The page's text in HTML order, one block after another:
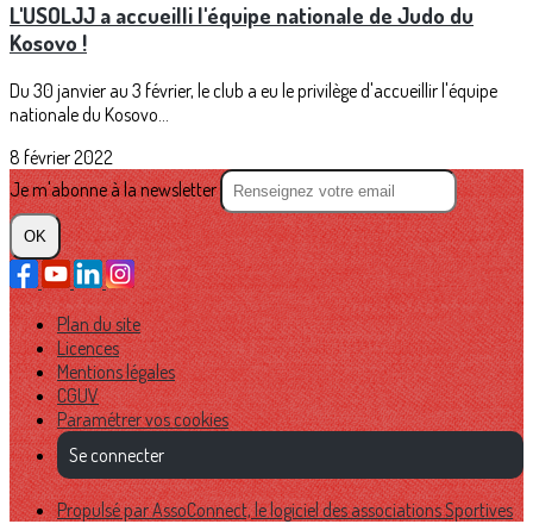
L'USOLJJ a accueilli l'équipe nationale de Judo du
Kosovo !
Du 30 janvier au 3 février, le club a eu le privilège d'accueillir l'équipe
nationale du Kosovo...
8 février 2022
Je m'abonne à la newsletter
OK
Plan du site
Licences
Mentions légales
CGUV
Paramétrer vos cookies
Se connecter
Propulsé par AssoConnect, le logiciel des associations Sportives